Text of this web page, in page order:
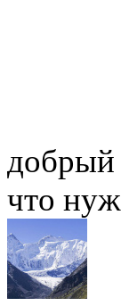
добрый
что